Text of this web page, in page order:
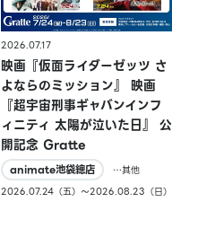
2026.07.17
映画『仮面ライダーゼッツ さ
よならのミッション』 映画
『超宇宙刑事ギャバンインフ
ィニティ 太陽が泣いた日』 公
開記念 Gratte
animate池袋總店
…其他
2026.07.24（五）〜2026.08.23（日）